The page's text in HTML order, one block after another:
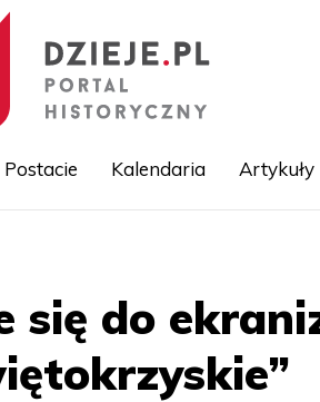
Postacie Kalendaria Artykuły
się do